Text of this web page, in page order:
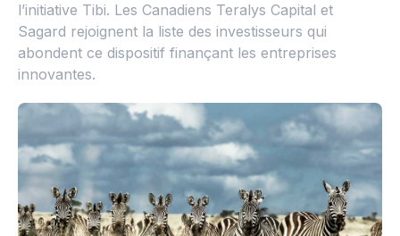
l’initiative Tibi. Les Canadiens Teralys Capital et
Sagard rejoignent la liste des investisseurs qui
abondent ce dispositif finançant les entreprises
innovantes.